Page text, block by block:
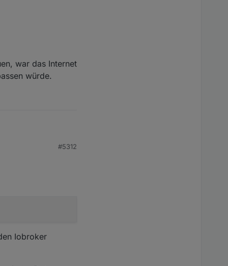
war das Internet
würde.
#5312
Iobroker